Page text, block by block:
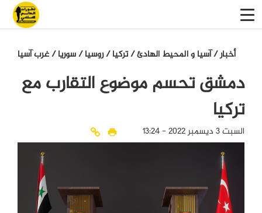
أخبار/آسيا و المحيط الهادئ/تركيا/روسيا/سوريا/غرب آسيا
دمشق تحسم موضوع التقارب مع
تركيا
السبت 3 ديسمبر 2022 - 13:24